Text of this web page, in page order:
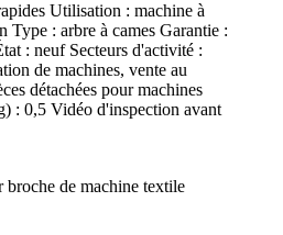
Utilisation : machine à
Type : arbre à cames Garantie :
: neuf Secteurs d'activité :
de machines, vente au
détachées pour machines
: 0,5 Vidéo d'inspection avant